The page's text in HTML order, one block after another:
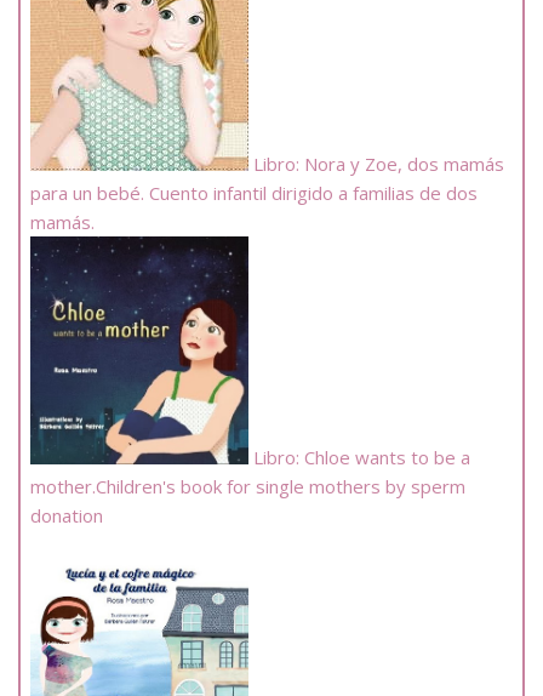
Libro: Nora y Zoe, dos mamás
para un bebé. Cuento infantil dirigido a familias de dos
mamás.
Libro: Chloe wants to be a
mother.Children's book for single mothers by sperm
donation